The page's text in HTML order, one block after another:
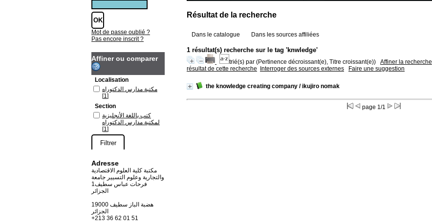
Résultat de la recherche
Dans le catalogue Dans les sources affiliées
1 résultat(s) recherche sur le tag 'knwledge'
trié(s) par (Pertinence décroissant(e), Titre croissant(e)) Affiner la recherche
résultat de cette recherche
Interroger des sources externes Faire une suggestion
the knowledge creating company / ikujiro nomak
page 1/1
Mot de passe oublié ?
Pas encore inscrit ?
Affiner ou comparer
Localisation
مكتبة مدارس الدكتوراه
[1]
Section
كتب باللغة الأنجليزية
لمكتبة مدارس الدكتوراه
[1]
Adresse
مكتبة كلية العلوم الاقتصادية
والتجارية وعلوم التسيير جامعة
فرحات عباس سطيف1
الجزائر
19000 هضبة الباز سطيف
+213 36 62 01 51